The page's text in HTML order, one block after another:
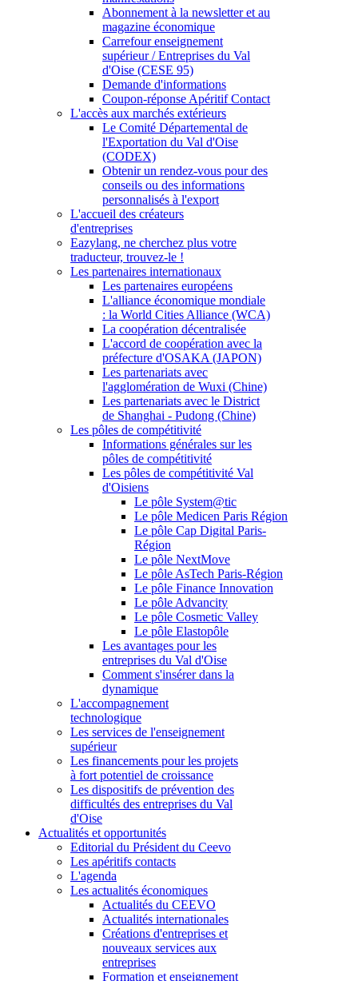
Abonnement à la newsletter et au
magazine économique
Carrefour enseignement
supérieur / Entreprises du Val
d'Oise (CESE 95)
Demande d'informations
Coupon-réponse Apéritif Contact
L'accès aux marchés extérieurs
Le Comité Départemental de
l'Exportation du Val d'Oise
(CODEX)
Obtenir un rendez-vous pour des
conseils ou des informations
personnalisés à l'export
L'accueil des créateurs
d'entreprises
Eazylang, ne cherchez plus votre
traducteur, trouvez-le !
Les partenaires internationaux
Les partenaires européens
L'alliance économique mondiale
: la World Cities Alliance (WCA)
La coopération décentralisée
L'accord de coopération avec la
préfecture d'OSAKA (JAPON)
Les partenariats avec
l'agglomération de Wuxi (Chine)
Les partenariats avec le District
de Shanghai - Pudong (Chine)
Les pôles de compétitivité
Informations générales sur les
pôles de compétitivité
Les pôles de compétitivité Val
d'Oisiens
Le pôle System@tic
Le pôle Medicen Paris Région
Le pôle Cap Digital Paris-
Région
Le pôle NextMove
Le pôle AsTech Paris-Région
Le pôle Finance Innovation
Le pôle Advancity
Le pôle Cosmetic Valley
Le pôle Elastopôle
Les avantages pour les
entreprises du Val d'Oise
Comment s'insérer dans la
dynamique
L'accompagnement
technologique
Les services de l'enseignement
supérieur
Les financements pour les projets
à fort potentiel de croissance
Les dispositifs de prévention des
difficultés des entreprises du Val
d'Oise
Actualités et opportunités
Editorial du Président du Ceevo
Les apéritifs contacts
L'agenda
Les actualités économiques
Actualités du CEEVO
Actualités internationales
Créations d'entreprises et
nouveaux services aux
entreprises
Formation et enseignement